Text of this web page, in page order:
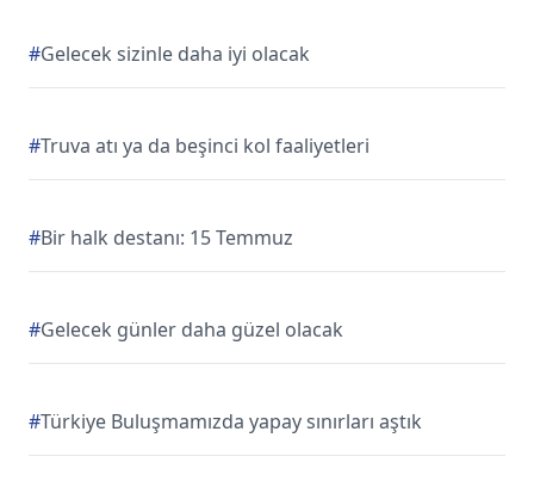
#Gelecek sizinle daha iyi olacak
#Truva atı ya da beşinci kol faaliyetleri
#Bir halk destanı: 15 Temmuz
#Gelecek günler daha güzel olacak
#Türkiye Buluşmamızda yapay sınırları aştık